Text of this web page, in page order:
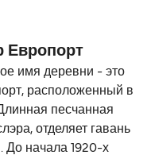
Европорт
имя деревни - это
расположенный в
песчанная
отделяет гавань
До начала 1920-х